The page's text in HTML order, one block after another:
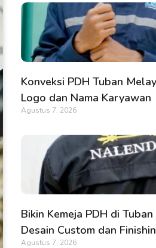
Konveksi PDH Tuban
Logo dan Nama Karyawan
Agustus 7, 2026
Bikin Kemeja PDH di
Desain Custom dan
Agustus 7, 2026